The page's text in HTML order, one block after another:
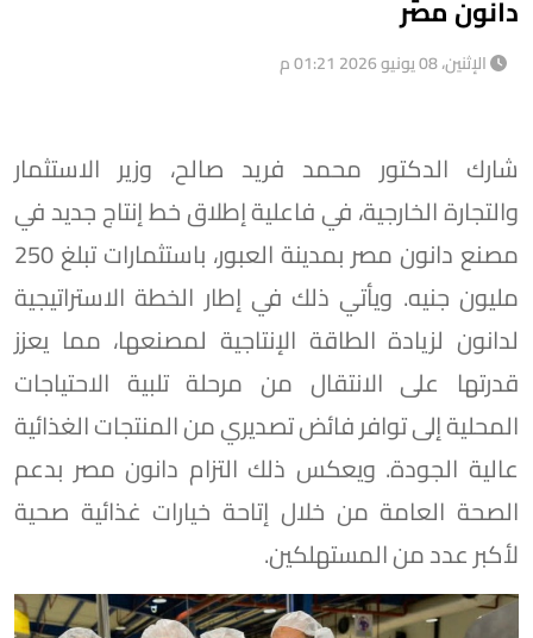
دانون مصر
الإثنين، 08 يونيو 2026 01:21 م
شارك الدكتور محمد فريد صالح، وزير الاستثمار
والتجارة الخارجية، في فاعلية إطلاق خط إنتاج جديد في
مصنع دانون مصر بمدينة العبور، باستثمارات تبلغ 250
مليون جنيه. ويأتي ذلك في إطار الخطة الاستراتيجية
لدانون لزيادة الطاقة الإنتاجية لمصنعها، مما يعزز
قدرتها على الانتقال من مرحلة تلبية الاحتياجات
المحلية إلى توافر فائض تصديري من المنتجات الغذائية
عالية الجودة. ويعكس ذلك التزام دانون مصر بدعم
الصحة العامة من خلال إتاحة خيارات غذائية صحية
لأكبر عدد من المستهلكين.